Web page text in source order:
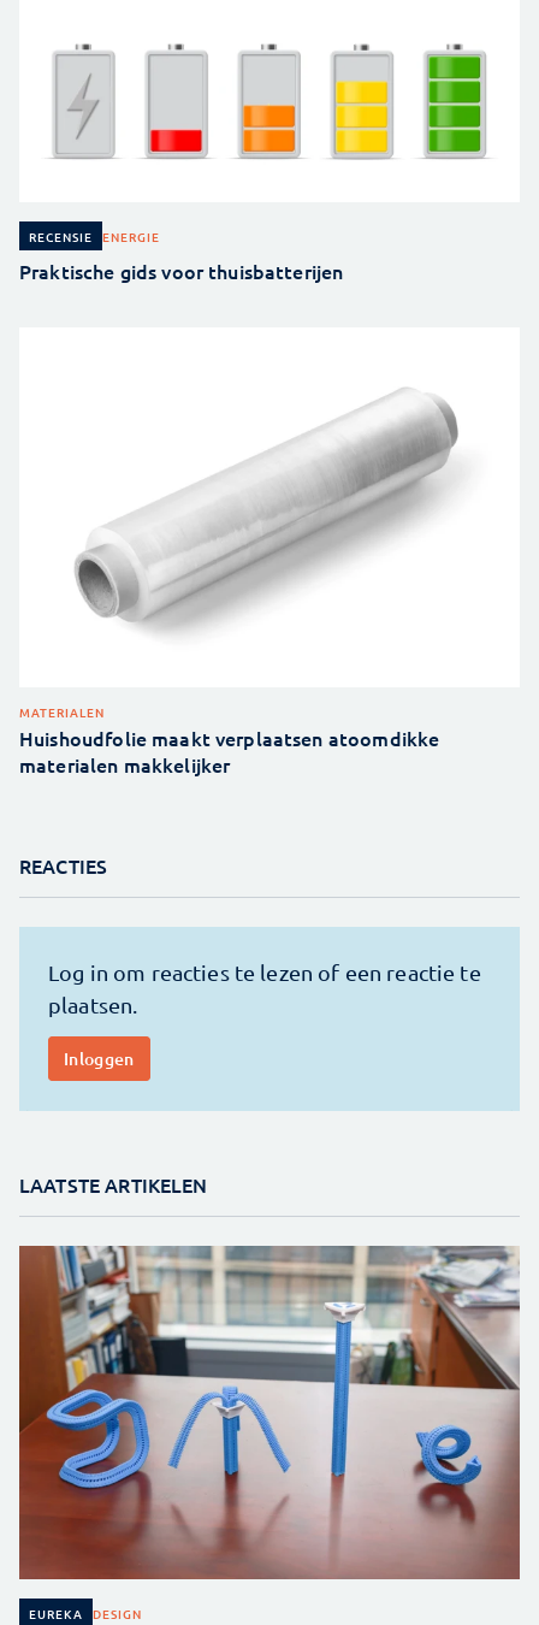
RECENSIE ENERGIE
Praktische gids voor thuisbatterijen
MATERIALEN
Huishoudfolie maakt verplaatsen atoomdikke
materialen makkelijker
REACTIES
LAATSTE ARTIKELEN
EUREKA DESIGN